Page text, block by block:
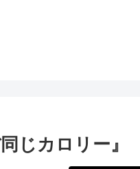
じカロリー』